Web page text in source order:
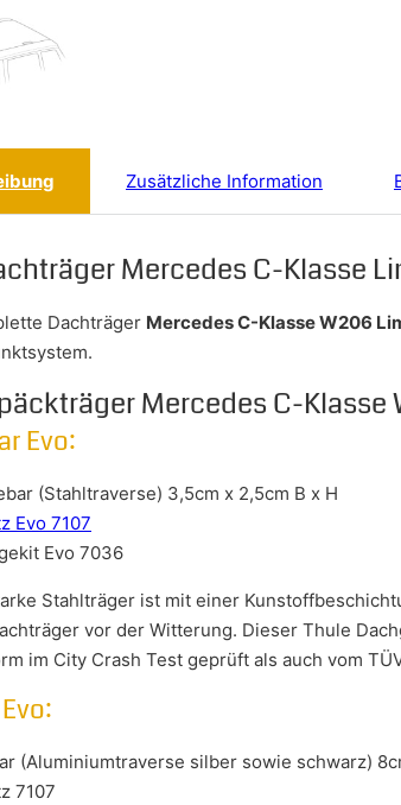
Zusätzliche Information
Mercedes C-Klasse
Dachträger Mercedes C-Klasse W206
Mercedes C-Klasse
Evo:
(Stahltraverse) 3,5cm x 2,5cm B x H
Evo 7107
Evo 7036
Stahlträger ist mit einer
vor der Witterung. Dieser Thule
im City Crash Test geprüft als auch vom
(Aluminiumtraverse silber sowie schwarz)
7107